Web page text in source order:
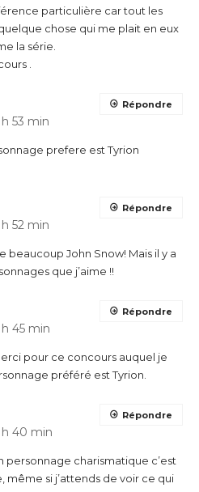
particulière car tout les
chose qui me plait en eux
la série.
.
53 min
prefere est Tyrion
Répondre
52 min
beaucoup John Snow! Mais il y a
que j’aime !!
Répondre
45 min
pour ce concours auquel je
préféré est Tyrion.
Répondre
h 40 min
personnage charismatique c’est
même si j’attends de voir ce qui
Répondre